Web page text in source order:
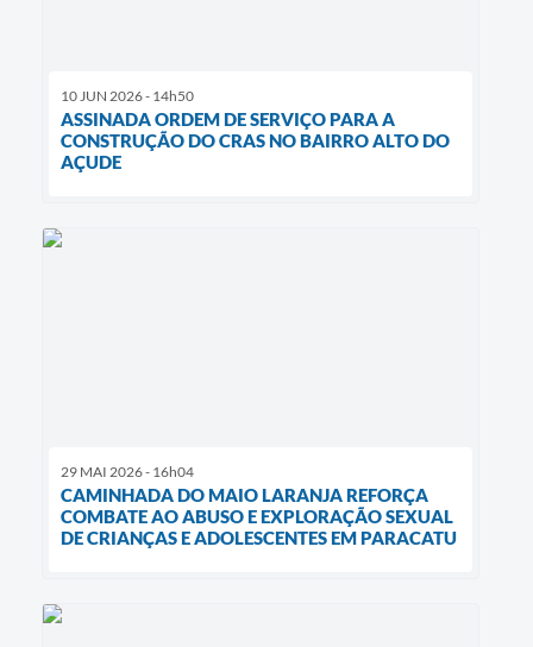
10 JUN 2026 - 14h50
ASSINADA ORDEM DE SERVIÇO PARA A
CONSTRUÇÃO DO CRAS NO BAIRRO ALTO DO
AÇUDE
29 MAI 2026 - 16h04
CAMINHADA DO MAIO LARANJA REFORÇA
COMBATE AO ABUSO E EXPLORAÇÃO SEXUAL
DE CRIANÇAS E ADOLESCENTES EM PARACATU